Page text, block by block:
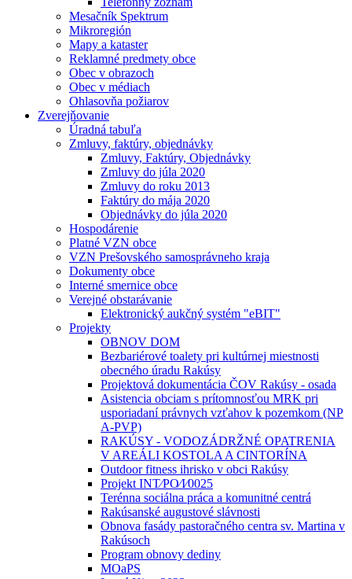
Mesačník Spektrum
Mikroregión
Mapy a kataster
Reklamné predmety obce
Obec v obrazoch
Obec v médiach
Ohlasovňa požiarov
Zverejňovanie
Úradná tabuľa
Zmluvy, faktúry, objednávky
Zmluvy, Faktúry, Objednávky
Zmluvy do júla 2020
Zmluvy do roku 2013
Faktúry do mája 2020
Objednávky do júla 2020
Hospodárenie
Platné VZN obce
VZN Prešovského samosprávneho kraja
Dokumenty obce
Interné smernice obce
Verejné obstarávanie
Elektronický aukčný systém "eBIT"
Projekty
OBNOV DOM
Bezbariérové toalety pri kultúrnej miestnosti
obecného úradu Rakúsy
Projektová dokumentácia ČOV Rakúsy - osada
Asistencia obciam s prítomnosťou MRK pri
usporiadaní právnych vzťahov k pozemkom (NP
A-PVP)
RAKÚSY - VODOZÁDRŽNÉ OPATRENIA
V AREÁLI KOSTOLA A CINTORÍNA
Outdoor fitness ihrisko v obci Rakúsy
Projekt INT⁄PO⁄I⁄0025
Terénna sociálna práca a komunitné centrá
Rakúsanské augustové slávnosti
Obnova fasády pastoračného centra sv. Martina v
Rakúsoch
Program obnovy dediny
MOaPS